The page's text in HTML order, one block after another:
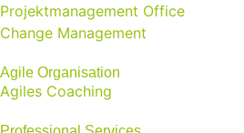
Projektmanagement Office
Change Management
Agile Organisation
Agiles Coaching